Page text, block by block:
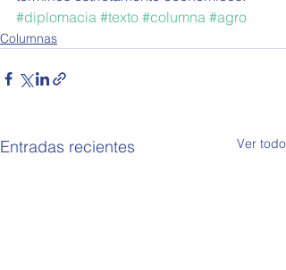
#diplomacia #texto #columna #agro
Columnas
Entradas recientes Ver todo